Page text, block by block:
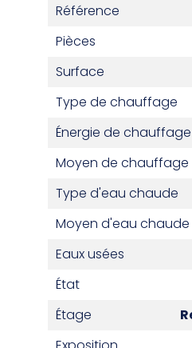
Référence
Pièces
Surface
Type de chauffage
Énergie de chauffage
Moyen de chauffage
Type d'eau chaude
Moyen d'eau chaude
Eaux usées
État
Étage